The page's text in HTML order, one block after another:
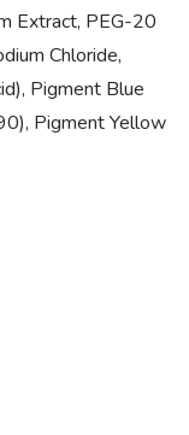
Extract, PEG-20
Chloride,
Pigment Blue
Pigment Yellow